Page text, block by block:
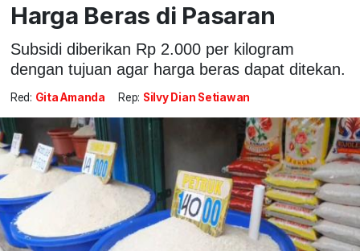
Harga Beras di Pasaran
Subsidi diberikan Rp 2.000 per kilogram
dengan tujuan agar harga beras dapat ditekan.
Red: Gita Amanda Rep: Silvy Dian Setiawan